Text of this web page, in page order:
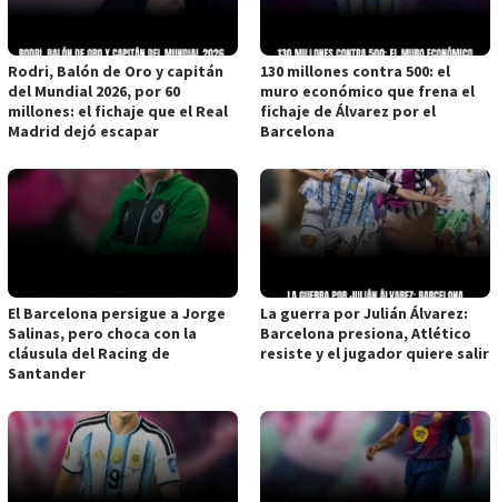
Rodri, Balón de Oro y capitán
del Mundial 2026, por 60
millones: el fichaje que el Real
Madrid dejó escapar
130 millones contra 500: el
muro económico que frena el
fichaje de Álvarez por el
Barcelona
El Barcelona persigue a Jorge
Salinas, pero choca con la
cláusula del Racing de
Santander
La guerra por Julián Álvarez:
Barcelona presiona, Atlético
resiste y el jugador quiere salir